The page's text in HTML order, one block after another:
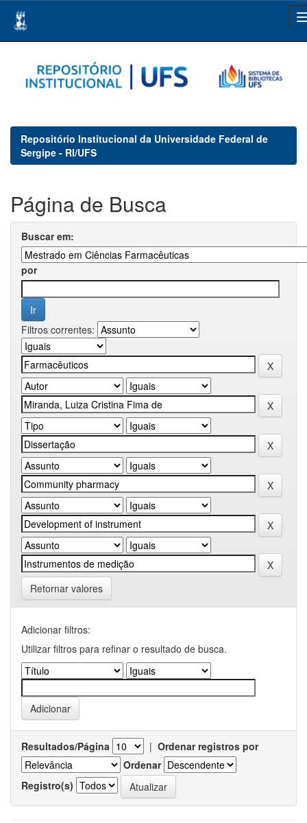
navigation
Repositório Institucional da Universidade Federal de
Sergipe - RI/UFS
Página de Busca
Buscar em:
por
Filtros correntes:
Retornar valores
Adicionar filtros:
Utilizar filtros para refinar o resultado de busca.
Resultados/Página | Ordenar registros por
Ordenar
Registro(s)